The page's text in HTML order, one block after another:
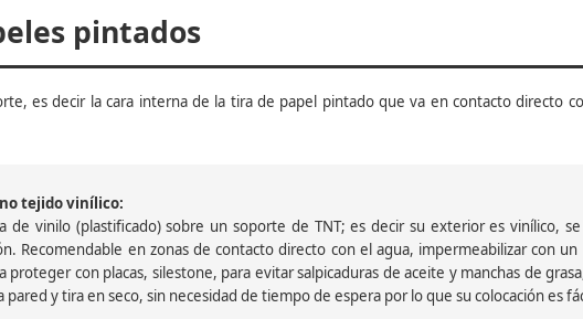
pintados
es decir la cara interna de la tira de papel pintado que va en contacto directo
tejido vinílico:
de vinilo (plastificado) sobre un soporte de TNT; es decir su exterior es vinílico,
Recomendable en zonas de contacto directo con el agua, impermeabilizar con
proteger con placas, silestone, para evitar salpicaduras de aceite y manchas de
pared y tira en seco, sin necesidad de tiempo de espera por lo que su colocación es